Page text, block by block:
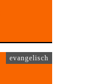
evangelisch